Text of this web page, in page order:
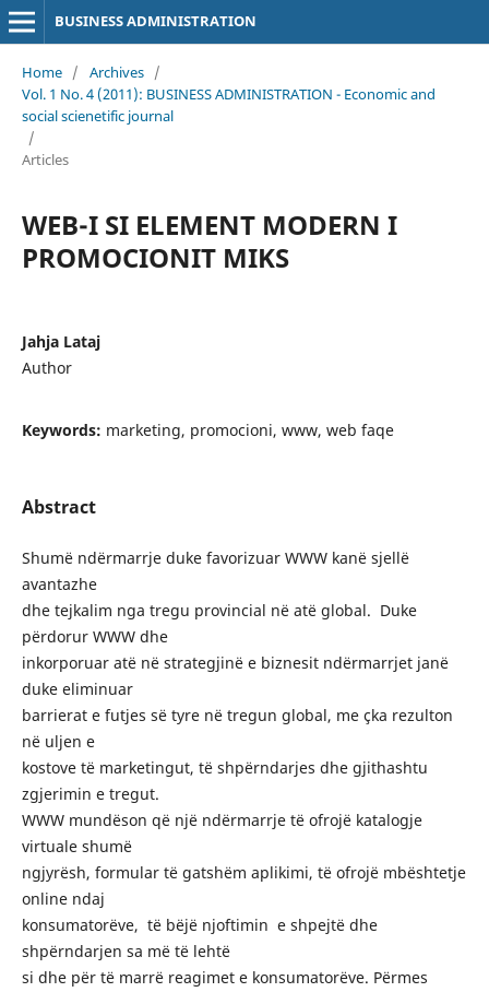
BUSINESS ADMINISTRATION
Home / Archives /
Vol. 1 No. 4 (2011): BUSINESS ADMINISTRATION - Economic and
social scienetific journal
/
Articles
WEB-I SI ELEMENT MODERN I
PROMOCIONIT MIKS
Jahja Lataj
Author
Keywords: marketing, promocioni, www, web faqe
Abstract
Shumë ndërmarrje duke favorizuar WWW kanë sjellë
avantazhe
dhe tejkalim nga tregu provincial në atë global. Duke
përdorur WWW dhe
inkorporuar atë në strategjinë e biznesit ndërmarrjet janë
duke eliminuar
barrierat e futjes së tyre në tregun global, me çka rezulton
në uljen e
kostove të marketingut, të shpërndarjes dhe gjithashtu
zgjerimin e tregut.
WWW mundëson që një ndërmarrje të ofrojë katalogje
virtuale shumë
ngjyrësh, formular të gatshëm aplikimi, të ofrojë mbështetje
online ndaj
konsumatorëve, të bëjë njoftimin e shpejtë dhe
shpërndarjen sa më të lehtë
si dhe për të marrë reagimet e konsumatorëve. Përmes